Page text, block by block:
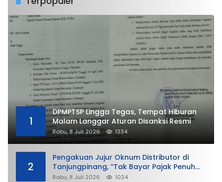
1
DPMPTSP Lingga Tegas, Tempat Hiburan
Malam Langgar Aturan Disanksi Resmi
Rabu, 8 Juli 2026 1334
2
Pengakuan Jujur Oknum Distributor di
Tanjungpinang, “Tak Bayar Pajak Penuh
demi Untung”
Rabu, 8 Juli 2026 1024